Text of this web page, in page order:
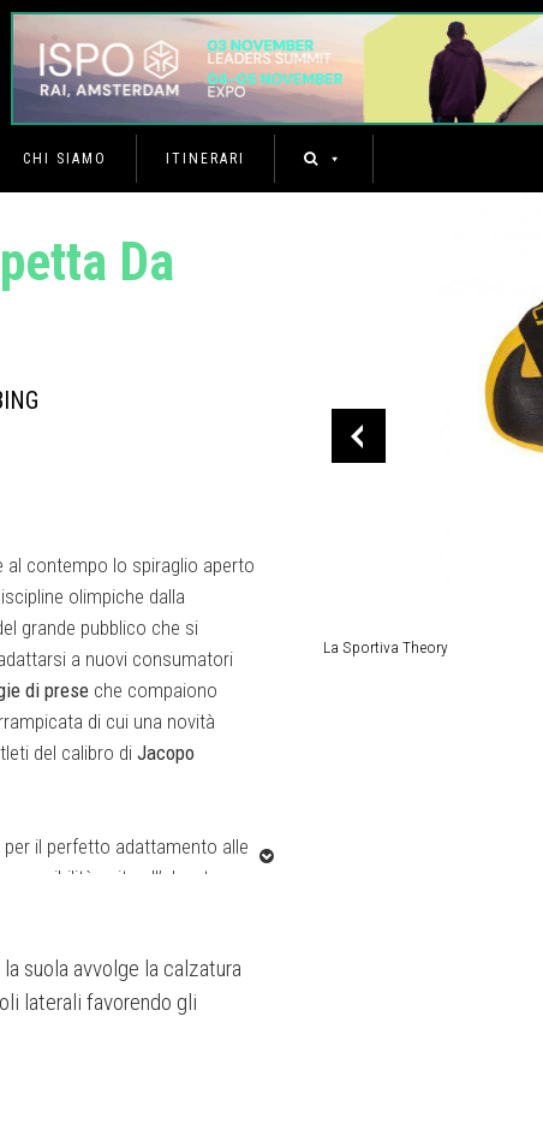
CHI SIAMO ITINERARI
La Sportiva Theory
Da
al contempo lo spiraglio aperto
olimpiche dalla
grande pubblico che si
a nuovi consumatori
di prese che compaiono
di cui una novità
del calibro di Jacopo
il perfetto adattamento alle
unita all’elevata
rendendola adatta in
l’analisi evolutiva
ampi e movimenti
forza e dell’agilità
costruzione con esclusiva
spalmabilità sulle forme delle
suola avvolge la calzatura
laterali favorendo gli